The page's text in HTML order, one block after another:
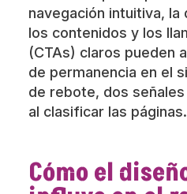
navegación intuitiva,
los contenidos y los
(CTAs) claros pueden
de permanencia en el
de rebote, dos
al clasificar las páginas.
Cómo el